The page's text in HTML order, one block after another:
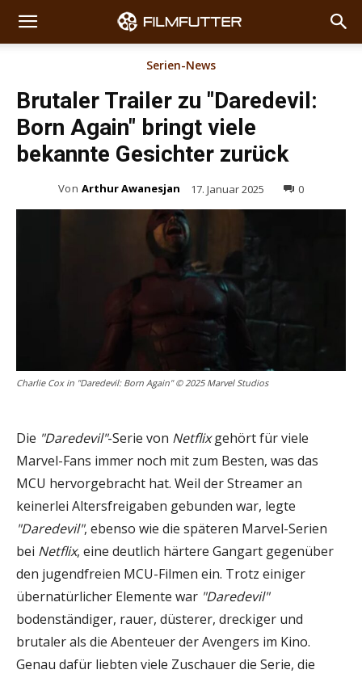
Serien-News
Brutaler Trailer zu "Daredevil:
Born Again" bringt viele
bekannte Gesichter zurück
Von Arthur Awanesjan 17. Januar 2025 0
Charlie Cox in "Daredevil: Born Again" © 2025 Marvel Studios
Die "Daredevil"-Serie von Netflixgehört für viele
Marvel-Fans immer noch mit zum Besten, was das
MCU hervorgebracht hat. Weil der Streamer an
keinerlei Altersfreigaben gebunden war, legte
"Daredevil", ebenso wie die späteren Marvel-Serien
bei Netflix, eine deutlich härtere Gangart gegenüber
den jugendfreien MCU-Filmen ein. Trotz einiger
übernatürlicher Elemente war "Daredevil"
bodenständiger, rauer, düsterer, dreckiger und
brutaler als die Abenteuer der Avengers im Kino.
Genau dafür liebten viele Zuschauer die Serie, die